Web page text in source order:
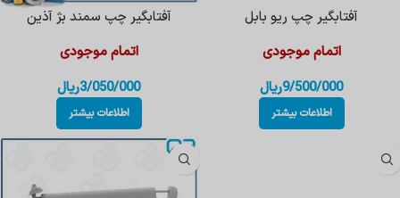
آفتابگیر چپ ریو بابل
اتمام موجودی
9/500/000ریال
اطلاعات بیشتر
آفتابگیر چپ سمند بژ آذین
اتمام موجودی
3/050/000ریال
اطلاعات بیشتر